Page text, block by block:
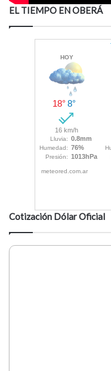
EL TIEMPO EN OBERÁ
Cotización Dólar Oficial